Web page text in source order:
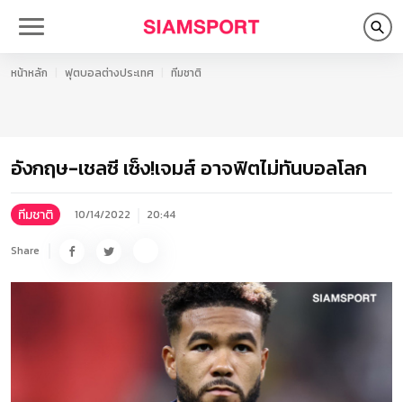
หน้าหลัก ฟุตบอลต่างประเทศ ทีมชาติ
อังกฤษ-เชลซี เซ็ง!เจมส์ อาจฟิตไม่ทันบอลโลก
ทีมชาติ 10/14/2022 20:44
Share